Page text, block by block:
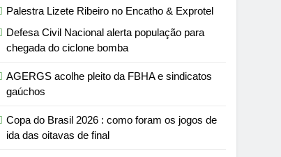
Palestra Lizete Ribeiro no Encatho & Exprotel
Defesa Civil Nacional alerta população para
chegada do ciclone bomba
AGERGS acolhe pleito da FBHA e sindicatos
gaúchos
Copa do Brasil 2026 : como foram os jogos de
ida das oitavas de final